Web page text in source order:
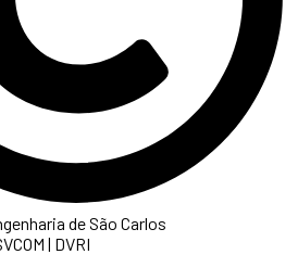
de São Carlos
| DVRI